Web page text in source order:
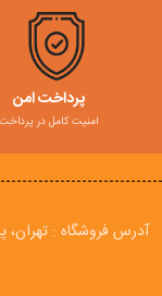
پرداخت امن
امنیت کامل در پرداخت
آدرس فروشگاه : تهران،